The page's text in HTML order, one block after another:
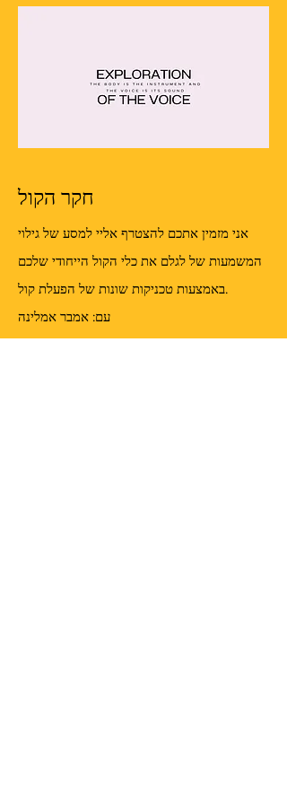
חקר הקול
אני מזמין אתכם להצטרף אליי למסע של גילוי
המשמעות של לגלם את כלי הקול הייחודי שלכם
באמצעות טכניקות שונות של הפעלת קול.
עם: אמבר אמלינה